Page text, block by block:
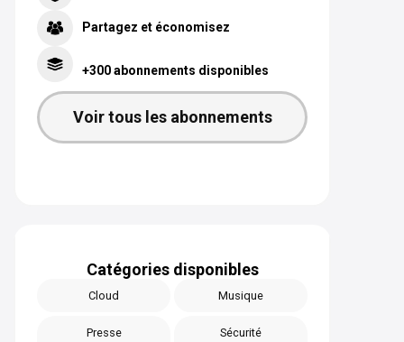
Partagez et économisez
+300 abonnements disponibles
Voir tous les abonnements
Catégories disponibles
Cloud Musique
Presse
Sécurité